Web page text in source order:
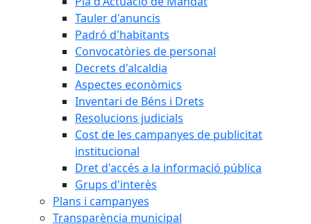
Tauler d'anuncis
Padró d'habitants
Convocatòries de personal
Decrets d'alcaldia
Aspectes econòmics
Inventari de Béns i Drets
Resolucions judicials
Cost de les campanyes de publicitat
institucional
Dret d'accés a la informació pública
Grups d'interès
Plans i campanyes
Transparència municipal